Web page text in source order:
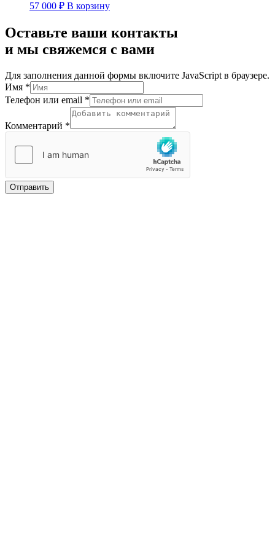
57 000 ₽ В корзину
Оставьте ваши контакты
и мы свяжемся с вами
Для заполнения данной формы включите JavaScript в браузере.
Имя *
Имя
Телефон
Телефон или email *
Комментарий *
Отправить